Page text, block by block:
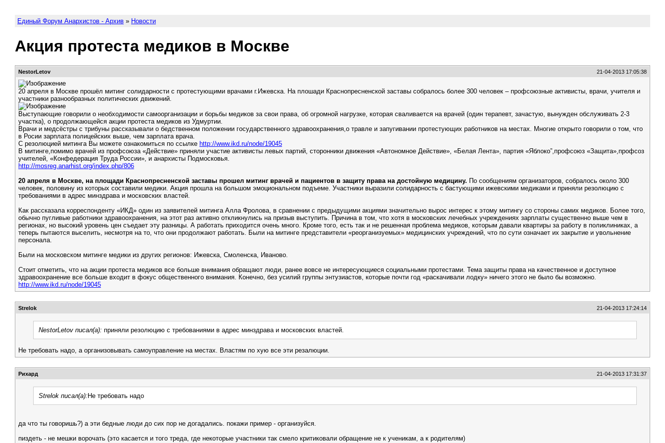
Единый Форум Анархистов - Архив » Новости
Акция протеста медиков в Москве
NestorLetov 21-04-2013 17:05:38
20 апреля в Москве прошёл митинг солидарности с протестующими врачами г.Ижевска. На плошади Краснопресненской заставы собралось более 300 человек – профсоюзные активисты, врачи, учителя и
участники разнообразных политических движений.
Выступающие говорили о необходимости самоорганизации и борьбы медиков за свои права, об огромной нагрузке, которая сваливается на врачей (один терапевт, зачастую, вынужден обслуживать 2-3
участка), о продолжающейся акции протеста медиков из Удмуртии.
Врачи и медсёстры с трибуны рассказывали о бедственном положении государственного здравоохранения,о травле и запугивании протестующих работников на местах. Многие открыто говорили о том, что
в Росии зарплата полицейских выше, чем зарплата врача.
C резолюцией митинга Вы можете ознакомиться по ссылке http://www.ikd.ru/node/19045
В митинге,помимо врачей из профсоюза «Действие» приняли участие активисты левых партий, сторонники движения «Автономное Действие», «Белая Лента», партия «Яблоко”,профсоюз «Защита»,профсоз
учителей, «Конфедерация Труда России», и анархисты Подмосковья.
http://mosreg.anarhist.org/index.php/806
20 апреля в Москве, на площади Краснопресненской заставы прошел митинг врачей и пациентов в защиту права на достойную медицину. По сообщениям организаторов, собралось около 300
человек, половину из которых составили медики. Акция прошла на большом эмоциональном подъеме. Участники выразили солидарность с бастующими ижевскими медиками и приняли резолюцию с
требованиями в адрес минздрава и московских властей.
Как рассказала корреспонденту «ИКД» один из заявителей митинга Алла Фролова, в сравнении с предыдущими акциями значительно вырос интерес к этому митингу со стороны самих медиков. Более того,
обычно пугливые работники здравоохранения, на этот раз активно откликнулись на призыв выступить. Причина в том, что хотя в московских лечебных учреждениях зарплаты существенно выше чем в
регионах, но высокий уровень цен съедает эту разницы. А работать приходится очень много. Кроме того, есть так и не решенная проблема медиков, которым давали квартиры за работу в поликлиниках, а
теперь пытаются выселить, несмотря на то, что они продолжают работать. Были на митинге представители «реорганизуемых» медицинских учреждений, что по сути означает их закрытие и увольнение
персонала.
Были на московском митинге медики из других регионов: Ижевска, Смоленска, Иваново.
Стоит отметить, что на акции протеста медиков все больше внимания обращают люди, ранее вовсе не интересующиеся социальными протестами. Тема защиты права на качественное и доступное
здравоохранение все больше входит в фокус общественного внимания. Конечно, без усилий группы энтузиастов, которые почти год «раскачивали лодку» ничего этого не было бы возможно.
http://www.ikd.ru/node/19045
Strelok 21-04-2013 17:24:14
NestorLetov писал(а): приняли резолюцию с требованиями в адрес минздрава и московских властей.
Не требовать надо, а организовывать самоуправление на местах. Властям по хую все эти резалюции.
Рихард 21-04-2013 17:31:37
Strelok писал(а): Не требовать надо
да что ты говоришь?) а эти бедные люди до сих пор не догадались. покажи пример - организуйся.
пиздеть - не мешки ворочать (это касается и того треда, где некоторые участники так смело критиковали обращение не к ученикам, а к родителям)